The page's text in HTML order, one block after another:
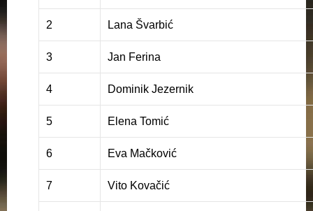
2 Lana Švarbić
3 Jan Ferina
4 Dominik Jezernik
5 Elena Tomić
6 Eva Mačković
7 Vito Kovačić